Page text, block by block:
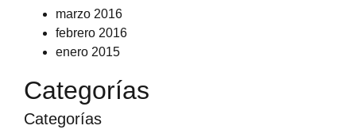
marzo 2016
febrero 2016
enero 2015
Categorías
Categorías